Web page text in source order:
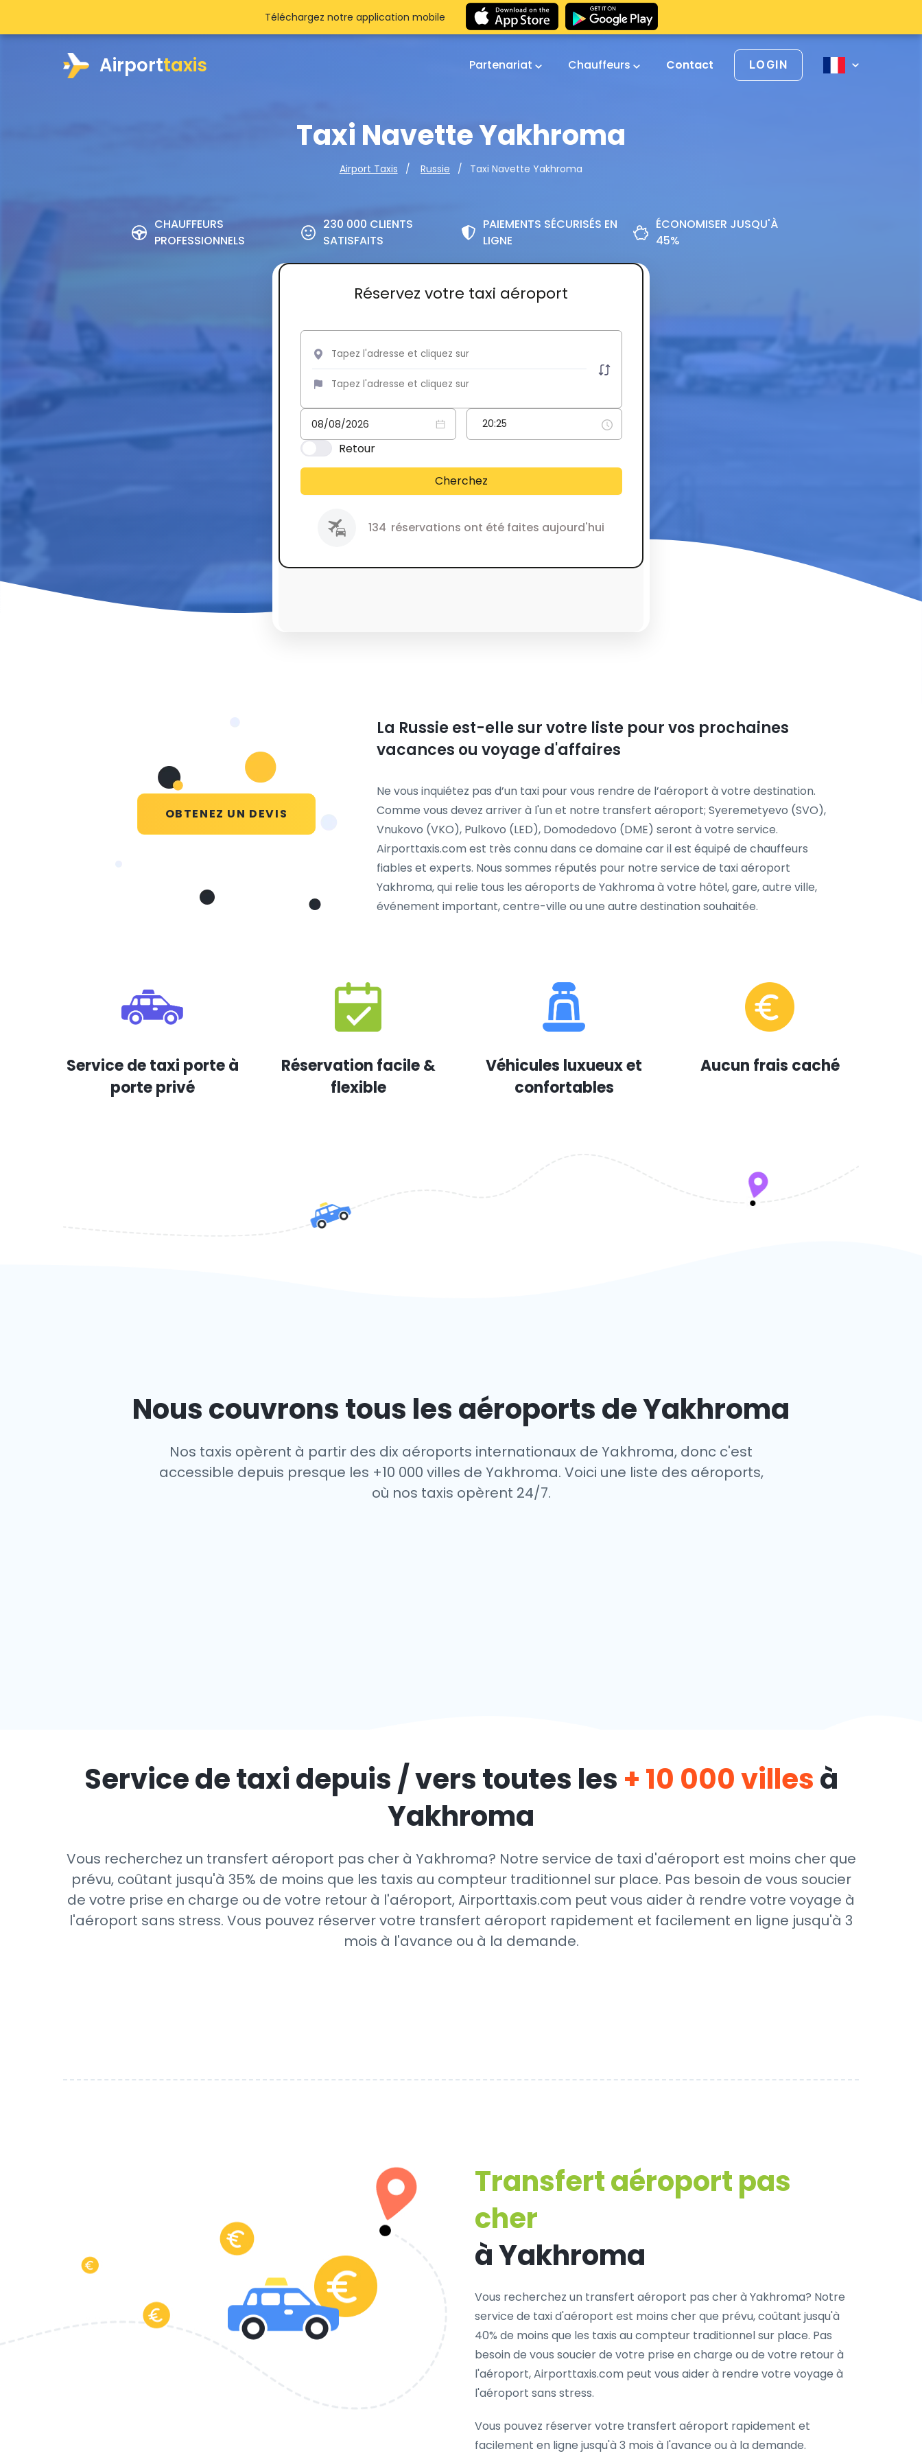
Airporttaxis Partenariat Chauffeurs Contact LOGIN
Taxi Navette Yakhroma
Airport Taxis Russie Taxi Navette Yakhroma
CHAUFFEURS
PROFESSIONNELS
230 000 CLIENTS
SATISFAITS
PAIEMENTS SÉCURISÉS EN
LIGNE
ÉCONOMISER JUSQU'À
45%
Réservez votre taxi aéroport
Retour
Cherchez
134 réservations ont été faites aujourd'hui
Téléchargez notre application mobile
OBTENEZ UN DEVIS
La Russie est-elle sur votre liste pour vos prochaines
vacances ou voyage d'affaires
Ne vous inquiétez pas d’un taxi pour vous rendre de l’aéroport à votre destination.
Comme vous devez arriver à l'un et notre transfert aéroport; Syeremetyevo (SVO),
Vnukovo (VKO), Pulkovo (LED), Domodedovo (DME) seront à votre service.
Airporttaxis.com est très connu dans ce domaine car il est équipé de chauffeurs
fiables et experts. Nous sommes réputés pour notre service de taxi aéroport
Yakhroma, qui relie tous les aéroports de Yakhroma à votre hôtel, gare, autre ville,
événement important, centre-ville ou une autre destination souhaitée.
Service de taxi porte à
porte privé
Réservation facile &
flexible
Véhicules luxueux et
confortables
Aucun frais caché
Nous couvrons tous les aéroports de Yakhroma
Nos taxis opèrent à partir des dix aéroports internationaux de Yakhroma, donc c'est
accessible depuis presque les +10 000 villes de Yakhroma. Voici une liste des aéroports,
où nos taxis opèrent 24/7.
Service de taxi depuis / vers toutes les + 10 000 villesà
Yakhroma
Vous recherchez un transfert aéroport pas cher à Yakhroma? Notre service de taxi d'aéroport est moins cher que
prévu, coûtant jusqu'à 35% de moins que les taxis au compteur traditionnel sur place. Pas besoin de vous soucier
de votre prise en charge ou de votre retour à l'aéroport, Airporttaxis.com peut vous aider à rendre votre voyage à
l'aéroport sans stress. Vous pouvez réserver votre transfert aéroport rapidement et facilement en ligne jusqu'à 3
mois à l'avance ou à la demande.
Transfert aéroport pas
cher
à Yakhroma
Vous recherchez un transfert aéroport pas cher à Yakhroma? Notre
service de taxi d'aéroport est moins cher que prévu, coûtant jusqu'à
40% de moins que les taxis au compteur traditionnel sur place. Pas
besoin de vous soucier de votre prise en charge ou de votre retour à
l'aéroport, Airporttaxis.com peut vous aider à rendre votre voyage à
l'aéroport sans stress.
Vous pouvez réserver votre transfert aéroport rapidement et
facilement en ligne jusqu'à 3 mois à l'avance ou à la demande.